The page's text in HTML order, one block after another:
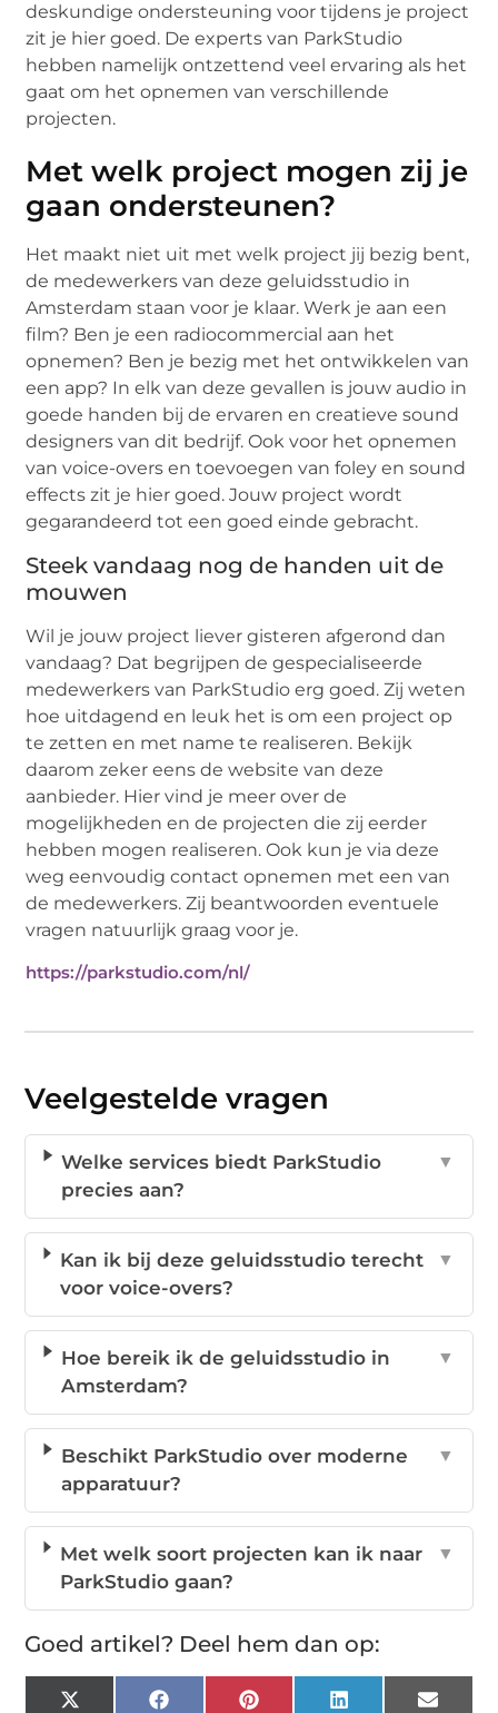
deskundige ondersteuning voor tijdens je project
zit je hier goed. De experts van ParkStudio
hebben namelijk ontzettend veel ervaring als het
gaat om het opnemen van verschillende
projecten.
Met welk project mogen zij je
gaan ondersteunen?
Het maakt niet uit met welk project jij bezig bent,
de medewerkers van deze geluidsstudio in
Amsterdam staan voor je klaar. Werk je aan een
film? Ben je een radiocommercial aan het
opnemen? Ben je bezig met het ontwikkelen van
een app? In elk van deze gevallen is jouw audio in
goede handen bij de ervaren en creatieve sound
designers van dit bedrijf. Ook voor het opnemen
van voice-overs en toevoegen van foley en sound
effects zit je hier goed. Jouw project wordt
gegarandeerd tot een goed einde gebracht.
Steek vandaag nog de handen uit de
mouwen
Wil je jouw project liever gisteren afgerond dan
vandaag? Dat begrijpen de gespecialiseerde
medewerkers van ParkStudio erg goed. Zij weten
hoe uitdagend en leuk het is om een project op
te zetten en met name te realiseren. Bekijk
daarom zeker eens de website van deze
aanbieder. Hier vind je meer over de
mogelijkheden en de projecten die zij eerder
hebben mogen realiseren. Ook kun je via deze
weg eenvoudig contact opnemen met een van
de medewerkers. Zij beantwoorden eventuele
vragen natuurlijk graag voor je.
https://parkstudio.com/nl/
Veelgestelde vragen
Welke services biedt ParkStudio
precies aan?
▼
Kan ik bij deze geluidsstudio terecht
voor voice-overs?
▼
Hoe bereik ik de geluidsstudio in
Amsterdam?
▼
Beschikt ParkStudio over moderne
apparatuur?
▼
Met welk soort projecten kan ik naar
ParkStudio gaan?
▼
Goed artikel? Deel hem dan op:
X FacebookPinterest LinkedIn Email